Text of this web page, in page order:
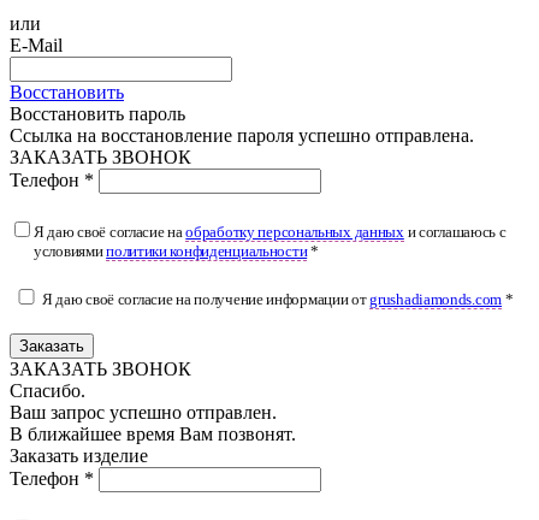
или
E-Mail
Восстановить
Восстановить пароль
Ссылка на восстановление пароля успешно отправлена.
ЗАКАЗАТЬ ЗВОНОК
Телефон *
Я даю своё согласие наобработку персональных данныхи соглашаюсь с
условиямиполитики конфиденциальности*
Я даю своё согласие на получение информации отgrushadiamonds.com *
Заказать
ЗАКАЗАТЬ ЗВОНОК
Спасибо.
Ваш запрос успешно отправлен.
В ближайшее время Вам позвонят.
Заказать изделие
Телефон *